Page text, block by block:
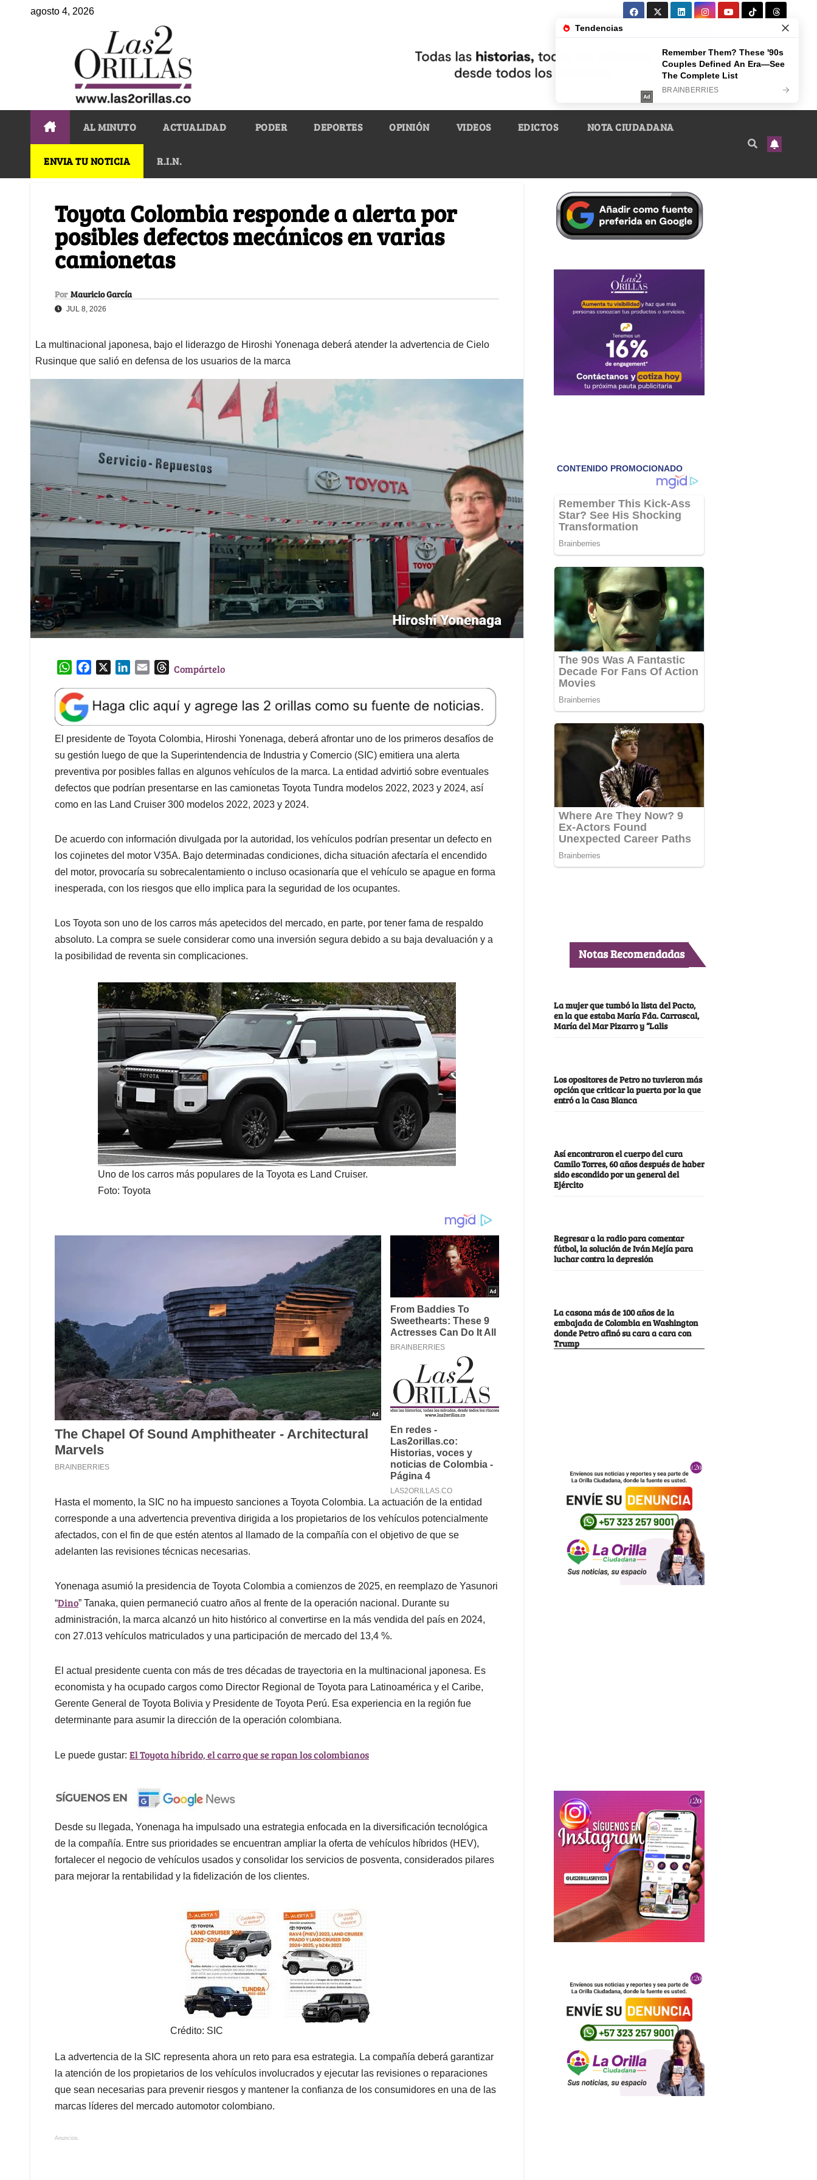
agosto 4, 2026
AL MINUTO ACTUALIDAD PODER DEPORTES OPINIÓN VIDEOS EDICTOS NOTA CIUDADANA
ENVIA TU NOTICIA R.I.N.
Toyota Colombia responde a alerta por
posibles defectos mecánicos en varias
camionetas
Por Mauricio García
JUL 8, 2026
La multinacional japonesa, bajo el liderazgo de Hiroshi Yonenaga deberá atender la advertencia de Cielo
Rusinque que salió en defensa de los usuarios de la marca
W
a
t
s
A
p
p
e
b
o
o
k
k
e
d
I
n
l
T
e
a
d
s
Compártelo
El presidente de Toyota Colombia, Hiroshi Yonenaga, deberá afrontar uno de los primeros desafíos de
su gestión luego de que la Superintendencia de Industria y Comercio (SIC) emitiera una alerta
preventiva por posibles fallas en algunos vehículos de la marca. La entidad advirtió sobre eventuales
defectos que podrían presentarse en las camionetas Toyota Tundra modelos 2022, 2023 y 2024, así
como en las Land Cruiser 300 modelos 2022, 2023 y 2024.
De acuerdo con información divulgada por la autoridad, los vehículos podrían presentar un defecto en
los cojinetes del motor V35A. Bajo determinadas condiciones, dicha situación afectaría el encendido
del motor, provocaría su sobrecalentamiento o incluso ocasionaría que el vehículo se apague en forma
inesperada, con los riesgos que ello implica para la seguridad de los ocupantes.
Los Toyota son uno de los carros más apetecidos del mercado, en parte, por tener fama de respaldo
absoluto. La compra se suele considerar como una inversión segura debido a su baja devaluación y a
la posibilidad de reventa sin complicaciones.
Uno de los carros más populares de la Toyota es Land Cruiser.
Foto: Toyota
Hasta el momento, la SIC no ha impuesto sanciones a Toyota Colombia. La actuación de la entidad
corresponde a una advertencia preventiva dirigida a los propietarios de los vehículos potencialmente
afectados, con el fin de que estén atentos al llamado de la compañía con el objetivo de que se
adelanten las revisiones técnicas necesarias.
Yonenaga asumió la presidencia de Toyota Colombia a comienzos de 2025, en reemplazo de Yasunori
“Dino” Tanaka, quien permaneció cuatro años al frente de la operación nacional. Durante su
administración, la marca alcanzó un hito histórico al convertirse en la más vendida del país en 2024,
con 27.013 vehículos matriculados y una participación de mercado del 13,4 %.
El actual presidente cuenta con más de tres décadas de trayectoria en la multinacional japonesa. Es
economista y ha ocupado cargos como Director Regional de Toyota para Latinoamérica y el Caribe,
Gerente General de Toyota Bolivia y Presidente de Toyota Perú. Esa experiencia en la región fue
determinante para asumir la dirección de la operación colombiana.
Le puede gustar: El Toyota híbrido, el carro que se rapan los colombianos
Desde su llegada, Yonenaga ha impulsado una estrategia enfocada en la diversificación tecnológica
de la compañía. Entre sus prioridades se encuentran ampliar la oferta de vehículos híbridos (HEV),
fortalecer el negocio de vehículos usados y consolidar los servicios de posventa, considerados pilares
para mejorar la rentabilidad y la fidelización de los clientes.
Crédito: SIC
La advertencia de la SIC representa ahora un reto para esa estrategia. La compañía deberá garantizar
la atención de los propietarios de los vehículos involucrados y ejecutar las revisiones o reparaciones
que sean necesarias para prevenir riesgos y mantener la confianza de los consumidores en una de las
marcas líderes del mercado automotor colombiano.
Anuncios.
Notas Recomendadas
La mujer que tumbó la lista del Pacto,
en la que estaba María Fda. Carrascal,
María del Mar Pizarro y “Lalis
Los opositores de Petro no tuvieron más
opción que criticar la puerta por la que
entró a la Casa Blanca
Así encontraron el cuerpo del cura
Camilo Torres, 60 años después de haber
sido escondido por un general del
Ejército
Regresar a la radio para comentar
fútbol, la solución de Iván Mejía para
luchar contra la depresión
La casona más de 100 años de la
embajada de Colombia en Washington
donde Petro afinó su cara a cara con
Trump